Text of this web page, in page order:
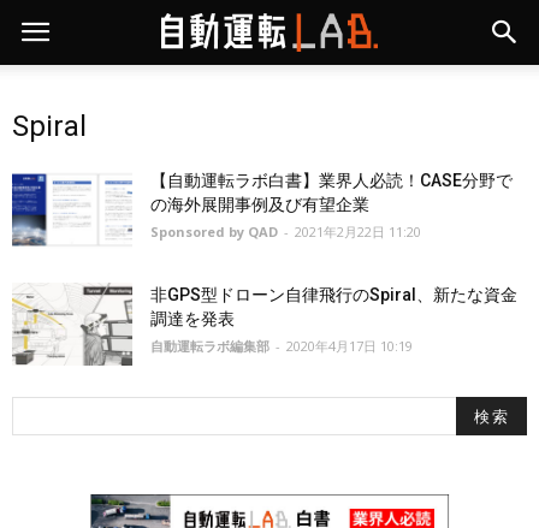
Spiral
【自動運転ラボ白書】業界人必読！CASE分野で
の海外展開事例及び有望企業
Sponsored by QAD - 2021年2月22日 11:20
非GPS型ドローン自律飛行のSpiral、新たな資金
調達を発表
自動運転ラボ編集部 - 2020年4月17日 10:19